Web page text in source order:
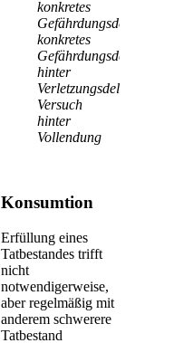
konkretes
Gefährdungsdelikt;
konkretes
Gefährdungsdelikt
hinter
Verletzungsdelikt;
Versuch
hinter
Vollendung
Konsumtion
Erfüllung eines
Tatbestandes trifft
nicht
notwendigerweise,
aber regelmäßig mit
anderem schwerere
Tatbestand